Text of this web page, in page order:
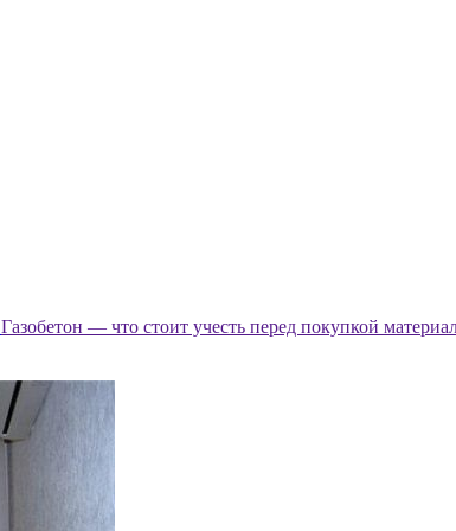
Газобетон — что стоит учесть перед покупкой